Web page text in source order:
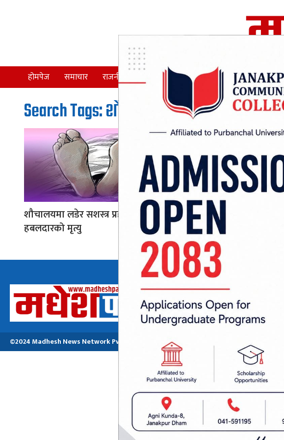
होमपेज समाचार राजनीति समाज देश विचार अर्थ/वाणिज
Search Tags: शौचालयमा लडेर
शौचालयमा लडेर सशस्त्र प्रहरी
हबलदारको मृत्यु
शौचालयमा लडेर प्रचण्ड घाइते,
टाउकोमा चोट
अध्यक्ष तथा प्रबन्ध निर्देशक:
मनोजकुमार मोरबैता
©2024 Madhesh News Network Pvt. ltd | All Rights Reserved.